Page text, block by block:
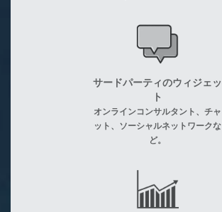
サードパーティのウィジェッ
ト
オンラインコンサルタント、チャ
ット、ソーシャルネットワークな
ど。